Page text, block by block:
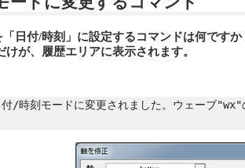
日付/時刻」に設定するコマンドは何です
が、履歴エリアに表示されます。
時刻モードに変更されました。ウェーブ"wx"